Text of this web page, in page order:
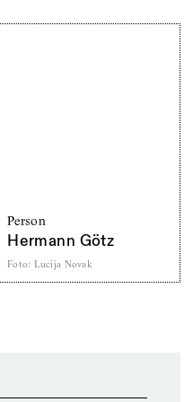
Person
Hermann Götz
Foto: Lucija Novak